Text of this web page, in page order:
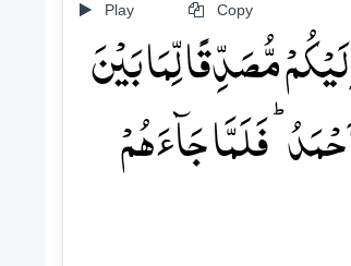
Play Copy
مُّصَدِّقًا لِّمَا بَیۡنَ
فَلَمَّا جَآءَہُمۡ